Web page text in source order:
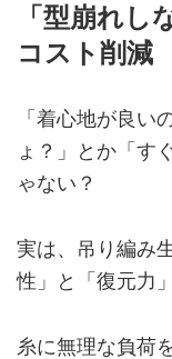
「型崩れし
コスト削減
「着心地が良い
ょ？」とか「す
ゃない？
実は、吊り編み
性」と「復元力
糸に無理な負荷